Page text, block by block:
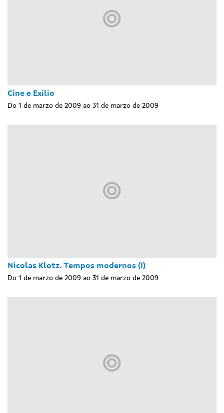
Cine e Exilio
Do 1 de marzo de 2009 ao 31 de marzo de 2009
Nicolas Klotz. Tempos modernos (I)
Do 1 de marzo de 2009 ao 31 de marzo de 2009